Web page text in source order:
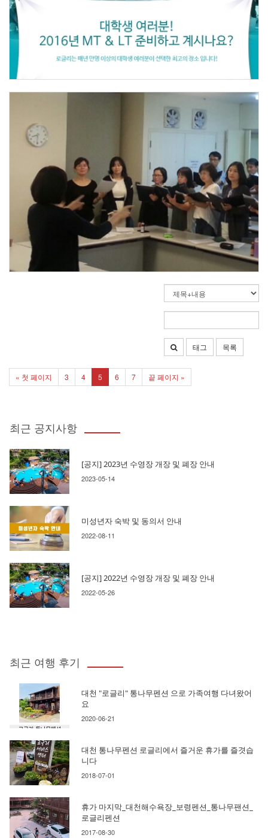
태그 목록
« 첫 페이지 3 4 5 6 7 끝 페이지 »
최근 공지사항
[공지] 2023년 수영장 개장 및 폐장 안내
2023-05-14
미성년자 숙박 및 동의서 안내
2022-08-11
[공지] 2022년 수영장 개장 및 폐장 안내
2022-05-26
최근 여행 후기
대천 "로글리" 통나무펜션 으로 가족여행 다녀왔어
요
2020-06-21
대천 통나무펜션 로글리에서 즐거운 휴가를 즐겻습
니다
2018-07-01
휴가 마지막_대천해수욕장_보령펜션_통나무팬션_
로글리펜션
2017-08-30